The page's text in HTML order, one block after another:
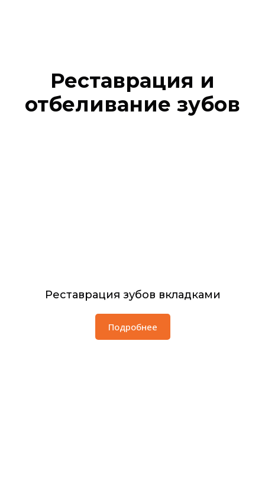
Реставрация и
отбеливание зубов
Реставрация зубов вкладками
Подробнее